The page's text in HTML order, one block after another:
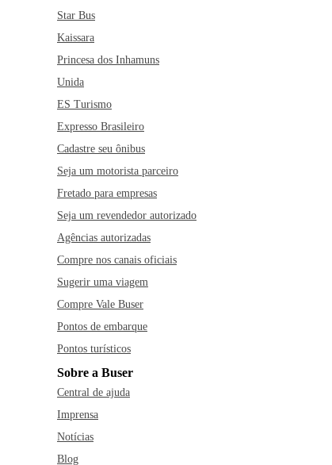
Star Bus
Kaissara
Princesa dos Inhamuns
Unida
ES Turismo
Expresso Brasileiro
Cadastre seu ônibus
Seja um motorista parceiro
Fretado para empresas
Seja um revendedor autorizado
Agências autorizadas
Compre nos canais oficiais
Sugerir uma viagem
Compre Vale Buser
Pontos de embarque
Pontos turísticos
Sobre a Buser
Central de ajuda
Imprensa
Notícias
Blog